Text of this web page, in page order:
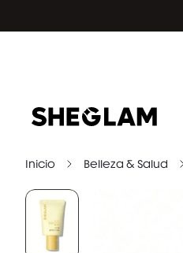
Inicio Belleza & Salud